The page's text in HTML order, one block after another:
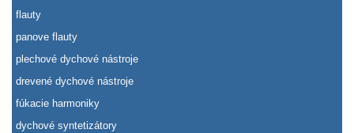
flauty
panove flauty
plechové dychové nástroje
drevené dychové nástroje
fúkacie harmoniky
dychové syntetizátory